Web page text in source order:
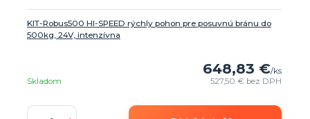
KIT-Robus500 HI-SPEED rýchly pohon pre posuvnú bránu do
500kg, 24V, intenzívna
648,83 €/ks
527,50 € bez DPH
Skladom